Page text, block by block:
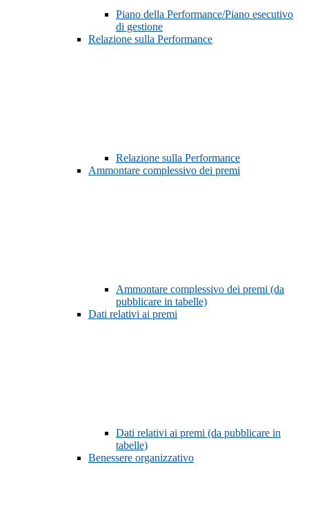
Piano della Performance/Piano esecutivo
di gestione
Relazione sulla Performance
Relazione sulla Performance
Ammontare complessivo dei premi
Ammontare complessivo dei premi (da
pubblicare in tabelle)
Dati relativi ai premi
Dati relativi ai premi (da pubblicare in
tabelle)
Benessere organizzativo